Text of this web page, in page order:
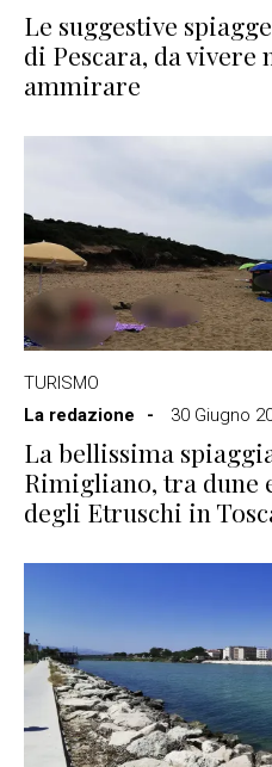
Le suggestive
di Pescara, da vivere
ammirare
TURISMO
La redazione
30 Giugno
La bellissima
Rimigliano, tra dune
degli Etruschi in